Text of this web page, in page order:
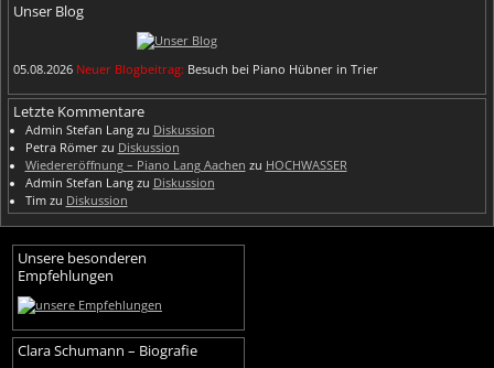
Unser Blog
05.08.2026 Neuer Blogbeitrag: Besuch bei Piano Hübner in Trier
Letzte Kommentare
Admin Stefan Langzu Diskussion
Petra Römerzu Diskussion
Wiedereröffnung – Piano Lang Aachen zu HOCHWASSER
Admin Stefan Langzu Diskussion
Timzu Diskussion
Unsere besonderen
Empfehlungen
Clara Schumann – Biografie